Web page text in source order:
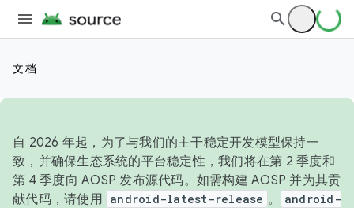
文档
自 2026 年起，为了与我们的主干稳定开发模型保持一
致，并确保生态系统的平台稳定性，我们将在第 2 季度和
第 4 季度向 AOSP 发布源代码。如需构建 AOSP 并为其贡
献代码，请使用 android-latest-release 。
android-